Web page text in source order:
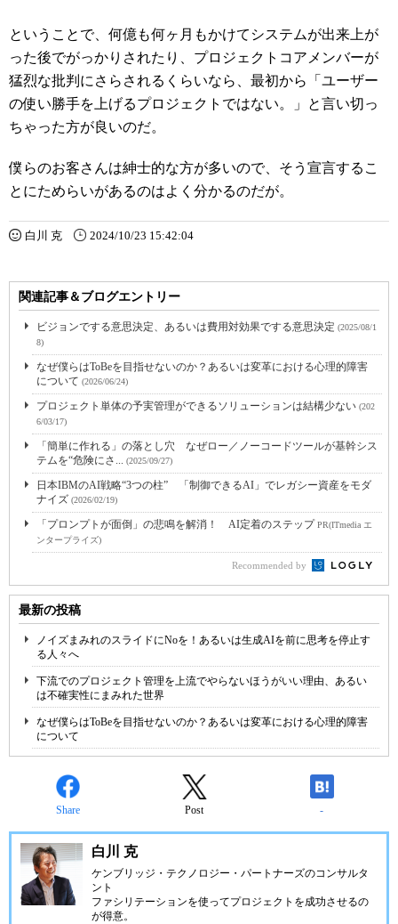
ということで、何億も何ヶ月もかけてシステムが出来上が
った後でがっかりされたり、プロジェクトコアメンバーが
猛烈な批判にさらされるくらいなら、最初から「ユーザー
の使い勝手を上げるプロジェクトではない。」と言い切っ
ちゃった方が良いのだ。
僕らのお客さんは紳士的な方が多いので、そう宣言するこ
とにためらいがあるのはよく分かるのだが。
白川 克 2024/10/23 15:42:04
関連記事＆ブログエントリー
ビジョンでする意思決定、あるいは費用対効果でする意思決定 (2025/08/1
8)
なぜ僕らはToBeを目指せないのか？あるいは変革における心理的障害
について (2026/06/24)
プロジェクト単体の予実管理ができるソリューションは結構少ない (202
6/03/17)
「簡単に作れる」の落とし穴 なぜロー／ノーコードツールが基幹シス
テムを“危険にさ... (2025/09/27)
日本IBMのAI戦略“3つの柱” 「制御できるAI」でレガシー資産をモダ
ナイズ (2026/02/19)
「プロンプトが面倒」の悲鳴を解消！ AI定着のステップPR(ITmedia エ
ンタープライズ)
Recommended by
最新の投稿
ノイズまみれのスライドにNoを！あるいは生成AIを前に思考を停止す
る人々へ
下流でのプロジェクト管理を上流でやらないほうがいい理由、あるい
は不確実性にまみれた世界
なぜ僕らはToBeを目指せないのか？あるいは変革における心理的障害
について
Share Post -
白川 克
ケンブリッジ・テクノロジー・パートナーズのコンサルタ
ント
ファシリテーションを使ってプロジェクトを成功させるの
が得意。